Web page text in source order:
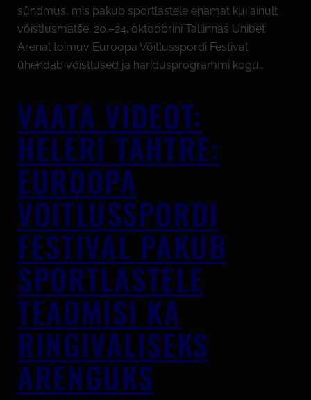
sündmus, mis pakub sportlastele enamat kui ainult
võistlusmatše. 20.–24. oktoobrini Tallinnas Unibet
Arenal toimuv Euroopa Võitlusspordi Festival
ühendab võistlused ja haridusprogrammi kogu…
VAATA VIDEOT:
HELERI TÄHTRE:
EUROOPA
VÕITLUSSPORDI
FESTIVAL PAKUB
SPORTLASTELE
TEADMISI KA
RINGIVÄLISEKS
ARENGUKS